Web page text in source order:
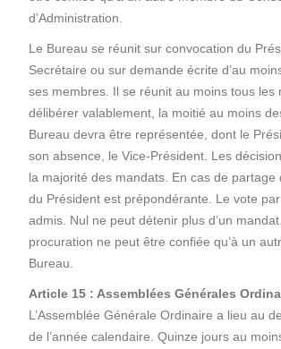
d’Administration.
Le Bureau se réunit sur convocation du
Secrétaire ou sur demande écrite d’au
ses membres. Il se réunit au moins tous les
délibérer valablement, la moitié au moins
Bureau devra être représentée, dont le
son absence, le Vice-Président. Les
la majorité des mandats. En cas de partage
du Président est prépondérante. Le vote
admis. Nul ne peut détenir plus d’un
procuration ne peut être confiée qu’à un
Bureau.
Article 15 : Assemblées Générales
L’Assemblée Générale Ordinaire a lieu au
de l’année calendaire. Quinze jours au